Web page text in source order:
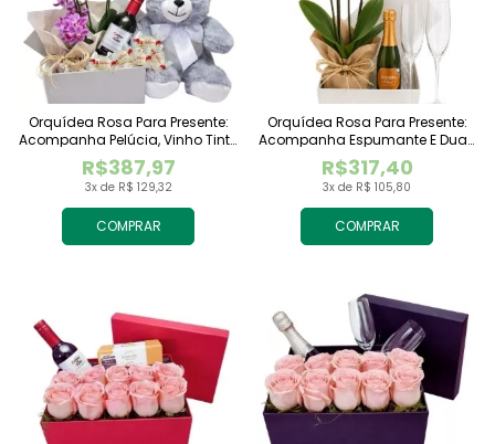
COMPRAR
3x de R$ 129,32
R$387,97
Orquídea Rosa Para Presente:
Acompanha Pelúcia, Vinho Tinto
Importado E Chocolate
Raffaello
COMPRAR
3x de R$ 105,80
R$317,40
Orquídea Rosa Para Presente:
Acompanha Espumante E Duas
Taças